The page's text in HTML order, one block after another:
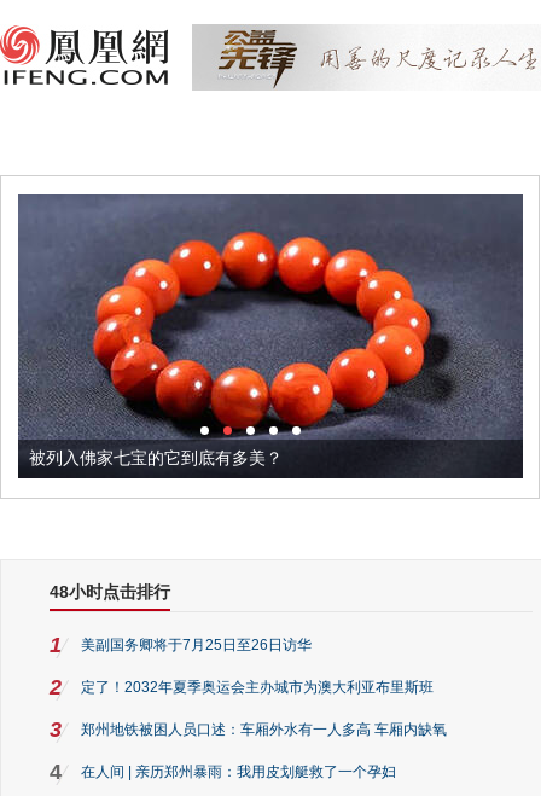
被列入佛家七宝的它到底有多美？
48小时点击排行
1 美副国务卿将于7月25日至26日访华
2 定了！2032年夏季奥运会主办城市为澳大利亚布里斯班
3 郑州地铁被困人员口述：车厢外水有一人多高 车厢内缺氧
4 在人间 | 亲历郑州暴雨：我用皮划艇救了一个孕妇